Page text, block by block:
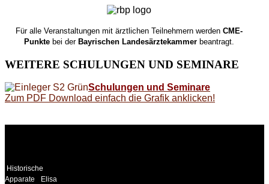
Für alle Veranstaltungen mit ärztlichen Teilnehmern werdenCME-
Punkte bei derBayrischen Landesärztekammer beantragt.
WEITERE SCHULUNGEN UND SEMINARE
Schulungen und Seminare
Zum PDF Download einfach die Grafik anklicken!
Historische
Apparate
Elisa